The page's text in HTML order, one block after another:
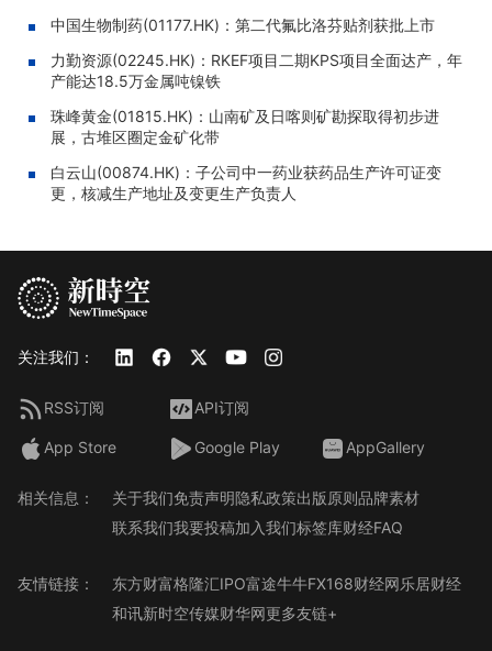
中国生物制药(01177.HK)：第二代氟比洛芬贴剂获批上市
力勤资源(02245.HK)：RKEF项目二期KPS项目全面达产，年
产能达18.5万金属吨镍铁
珠峰黄金(01815.HK)：山南矿及日喀则矿勘探取得初步进
展，古堆区圈定金矿化带
白云山(00874.HK)：子公司中一药业获药品生产许可证变
更，核减生产地址及变更生产负责人
关注我们：
RSS订阅 API订阅
App Store Google Play AppGallery
相关信息： 关于我们免责声明隐私政策出版原则品牌素材
联系我们我要投稿加入我们标签库财经FAQ
友情链接： 东方财富格隆汇IPO富途牛牛FX168财经网乐居财经
和讯新时空传媒财华网更多友链+